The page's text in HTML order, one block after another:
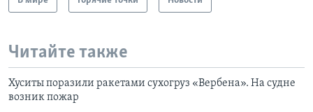
Читайте также
Хуситы поразили ракетами сухогруз «Вербена». На судне
возник пожар